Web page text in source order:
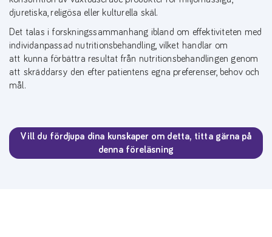
djuretiska, religösa eller kulturella skäl.
Det talas i forskningssammanhang ibland om effektiviteten med
individanpassad nutritionsbehandling, vilket handlar om
att kunna förbättra resultat från nutritionsbehandlingen genom
att skräddarsy den efter patientens egna preferenser, behov och
mål.
Vill du fördjupa dina kunskaper om detta, titta gärna på
denna föreläsning